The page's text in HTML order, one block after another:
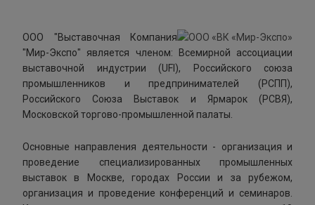
ООО "Выставочная Компания
"Мир-Экспо" является членом: Всемирной ассоциации
выставочной индустрии (UFI), Российского союза
промышленников и предпринимателей (РСПП),
Российского Союза Выставок и Ярмарок (РСВЯ),
Московской торгово-промышленной палаты.
Основные направления деятельности - организация и
проведение специализированных промышленных
выставок в Москве, городах России и за рубежом,
организация и проведение конференций и семинаров.